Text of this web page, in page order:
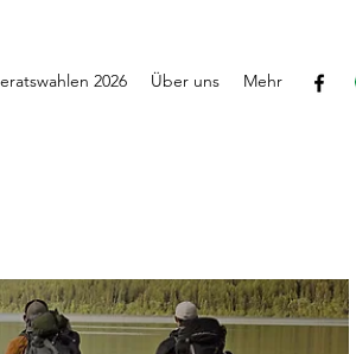
2026 Über uns Mehr